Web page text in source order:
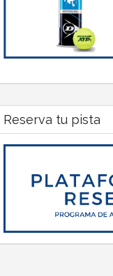
Reserva tu pista